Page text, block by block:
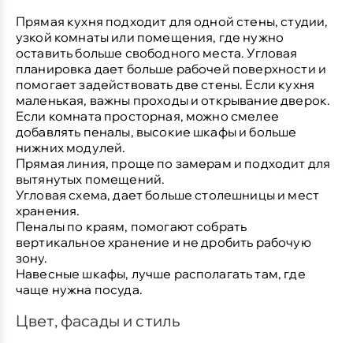
Прямая кухня подходит для одной стены, студии,
узкой комнаты или помещения, где нужно
оставить больше свободного места. Угловая
планировка дает больше рабочей поверхности и
помогает задействовать две стены. Если кухня
маленькая, важны проходы и открывание дверок.
Если комната просторная, можно смелее
добавлять пеналы, высокие шкафы и больше
нижних модулей.
Прямая линия, проще по замерам и подходит для
вытянутых помещений.
Угловая схема, дает больше столешницы и мест
хранения.
Пеналы по краям, помогают собрать
вертикальное хранение и не дробить рабочую
зону.
Навесные шкафы, лучше располагать там, где
чаще нужна посуда.
Цвет, фасады и стиль